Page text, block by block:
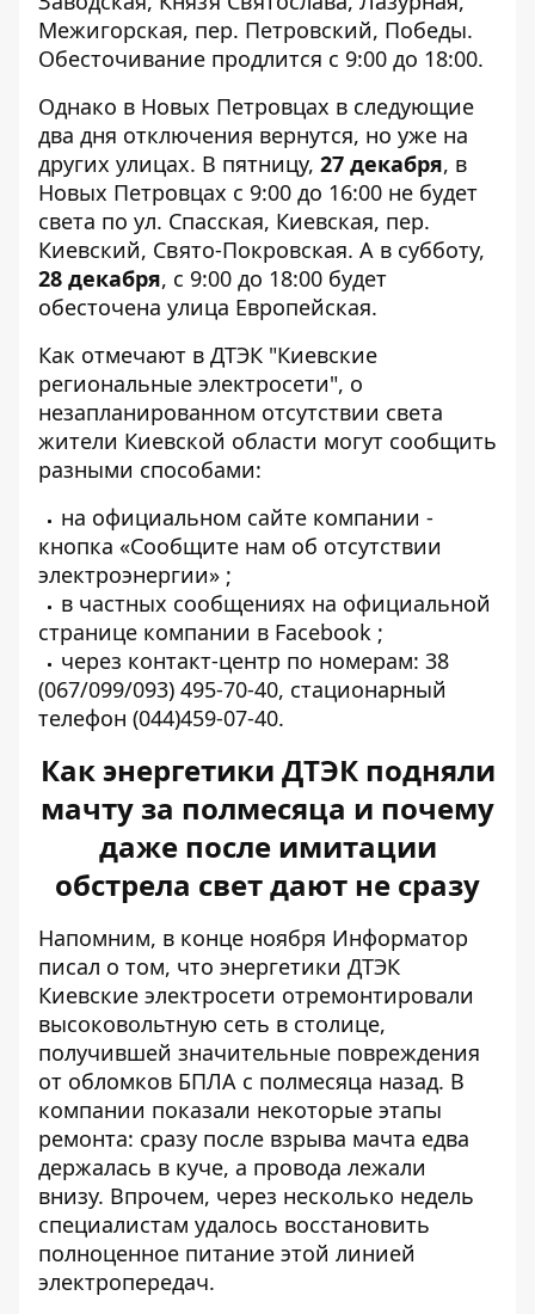
Межигорская, пер. Петровский, Победы.
Обесточивание продлится с 9:00 до 18:00.
Однако в Новых Петровцах в следующие
два дня отключения вернутся, но уже на
других улицах. В пятницу, 27 декабря, в
Новых Петровцах с 9:00 до 16:00 не будет
света по ул. Спасская, Киевская, пер.
Киевский, Свято-Покровская. А в субботу,
28 декабря, с 9:00 до 18:00 будет
обесточена улица Европейская.
Как отмечают в ДТЭК "Киевские
региональные электросети", о
незапланированном отсутствии света
жители Киевской области могут сообщить
разными способами:
на официальном сайте компании -
кнопка «Сообщите нам об отсутствии
электроэнергии» ;
в частных сообщениях на официальной
странице компании в Facebook ;
через контакт-центр по номерам: 38
(067/099/093) 495-70-40, стационарный
телефон (044)459-07-40.
Как энергетики ДТЭК подняли
мачту за полмесяца и почему
даже после имитации
обстрела свет дают не сразу
Напомним, в конце ноября Информатор
писал о том, что энергетики ДТЭК
Киевские электросети отремонтировали
высоковольтную сеть в столице,
получившей значительные повреждения
от обломков БПЛА с полмесяца назад. В
компании показали некоторые этапы
ремонта: сразу после взрыва мачта едва
держалась в куче, а провода лежали
внизу. Впрочем, через несколько недель
специалистам удалось восстановить
полноценное питание этой линией
электропередач.